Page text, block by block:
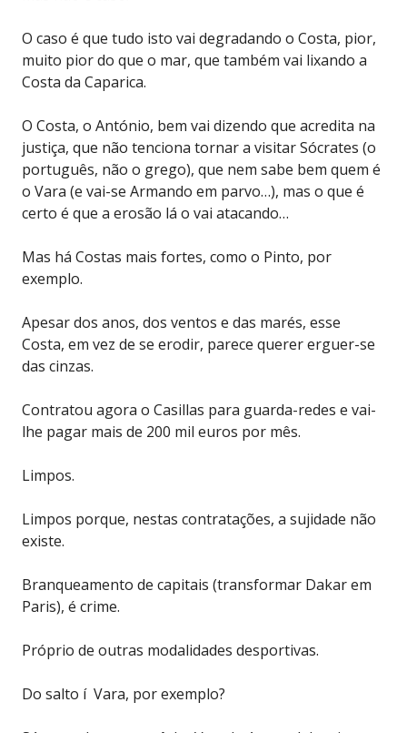
O caso é que tudo isto vai degradando o Costa, pior,
muito pior do que o mar, que também vai lixando a
Costa da Caparica.
O Costa, o António, bem vai dizendo que acredita na
justiça, que não tenciona tornar a visitar Sócrates (o
português, não o grego), que nem sabe bem quem é
o Vara (e vai-se Armando em parvo…), mas o que é
certo é que a erosão lá o vai atacando…
Mas há Costas mais fortes, como o Pinto, por
exemplo.
Apesar dos anos, dos ventos e das marés, esse
Costa, em vez de se erodir, parece querer erguer-se
das cinzas.
Contratou agora o Casillas para guarda-redes e vai-
lhe pagar mais de 200 mil euros por mês.
Limpos.
Limpos porque, nestas contratações, a sujidade não
existe.
Branqueamento de capitais (transformar Dakar em
Paris), é crime.
Próprio de outras modalidades desportivas.
Do salto í Vara, por exemplo?